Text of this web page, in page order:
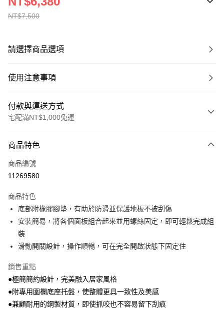
NT$7,500
請選擇商品選項
使用注意事項
付款與運送方式
宅配滿NT$1,000免運
信用卡一次付款
LINE Pay
街口支付
ATM付款
運送方式
宅配
每筆NT$100，滿NT$1,000(含以上)免運費
商品特色
商品編號
11269580
商品特色
底部附橡膠腳墊，有助於防滑並保護地板不被刮傷
安裝簡易，將各個面板組合起來並用螺絲固定，即可輕鬆完成組
裝
滑動開關設計，操作順暢，可在完全開啟狀態下固定住
銷售重點
●極簡簡約設計，完美融入居家風格
●附專用圍欄底座托盤，使整體更具一致性及美感
●兼顧耐用的鋼製材質，即使抓咬也不容易留下刮痕